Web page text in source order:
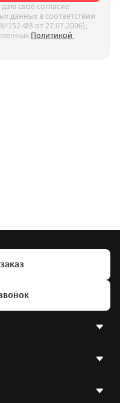
своё согласие
данных в соответствии
ФЗ от 27.07.2006),
Политикой